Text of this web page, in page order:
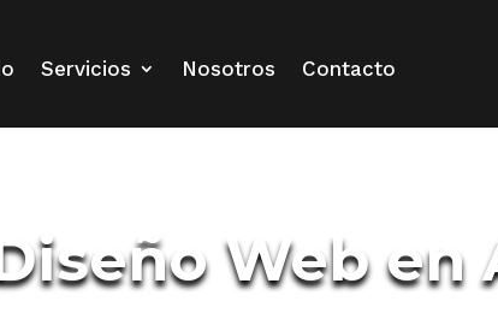
Servicios Nosotros Contacto
Web en